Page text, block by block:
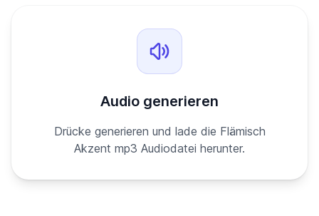
Audio generieren
Drücke generieren und lade die Flämisch
Akzent mp3 Audiodatei herunter.